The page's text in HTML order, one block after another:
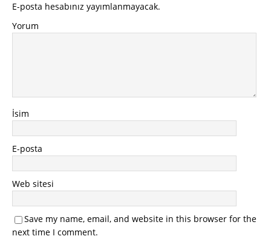
E-posta hesabınız yayımlanmayacak.
Yorum
İsim
E-posta
Web sitesi
Save my name, email, and website in this browser for the
next time I comment.